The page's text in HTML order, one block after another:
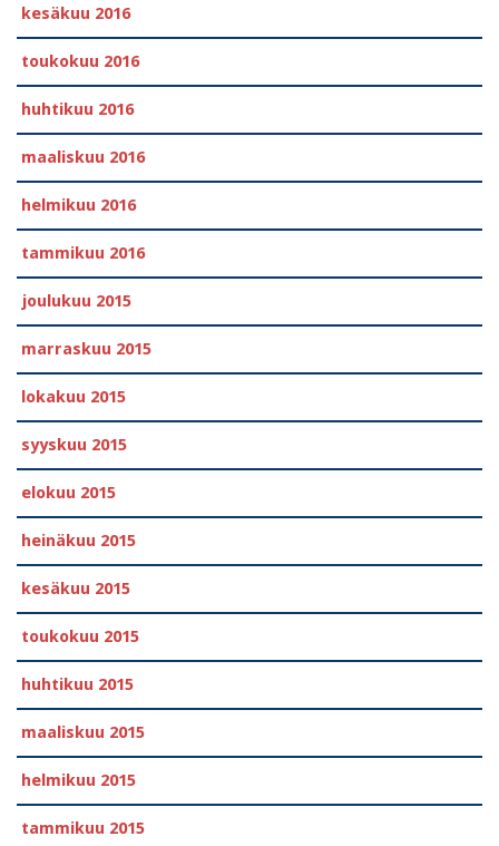
kesäkuu 2016
toukokuu 2016
huhtikuu 2016
maaliskuu 2016
helmikuu 2016
tammikuu 2016
joulukuu 2015
marraskuu 2015
lokakuu 2015
syyskuu 2015
elokuu 2015
heinäkuu 2015
kesäkuu 2015
toukokuu 2015
huhtikuu 2015
maaliskuu 2015
helmikuu 2015
tammikuu 2015